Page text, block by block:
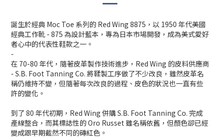
誕生於經典 Moc Toe 系列的 Red Wing 8875，以 1950 年代美國
經典工作靴 - 875 為設計藍本，專為日本市場開發，成為美式愛好
者心中的代表性鞋款之一。
-
在 70-80 年代，隨著皮革製作技術進步，Red Wing 的皮料供應商
- S.B. Foot Tanning Co. 將鞣製工序做了不少改良，雖然皮革名
稱仍維持不變，但隨著每次改良的過程、皮色的狀況也一直有些
許的變化。
到了 80 年代初期，Red Wing 併購 S.B. Foot Tanning Co. 完成
產線整合，而其標誌性的 Oro Russet 雖名稱依舊，但顏色卻已經
變成跟早期截然不同的磚紅色。